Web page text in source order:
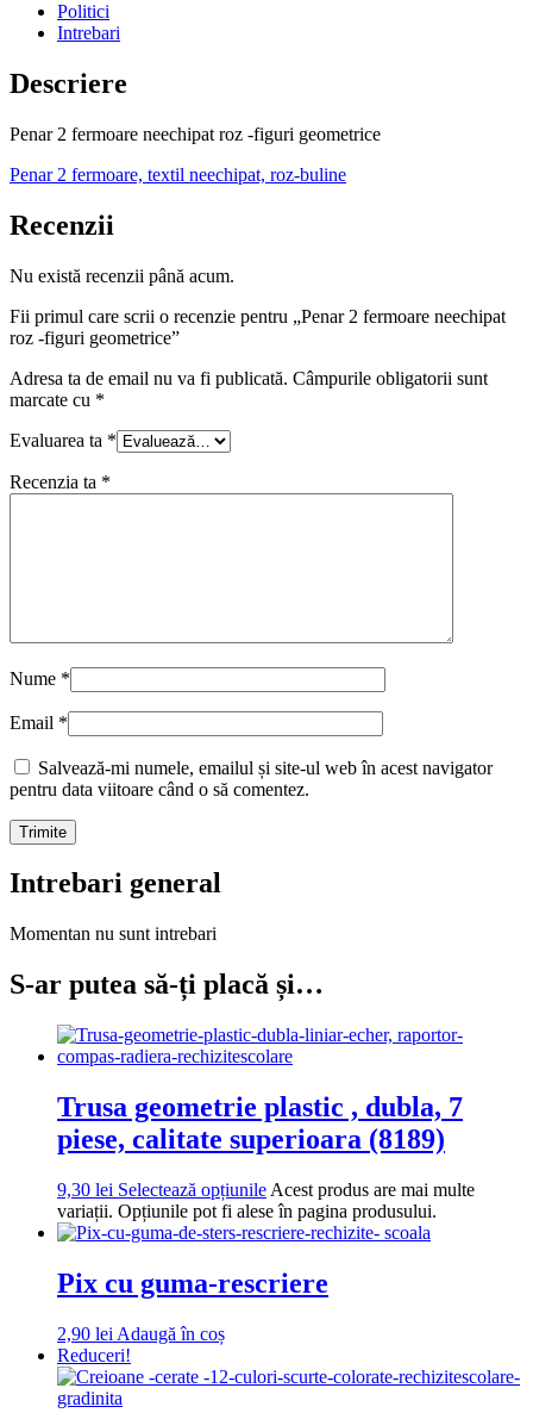
Politici
Intrebari
Descriere
Penar 2 fermoare neechipat roz -figuri geometrice
Penar 2 fermoare, textil neechipat, roz-buline
Recenzii
Nu există recenzii până acum.
Fii primul care scrii o recenzie pentru „Penar 2 fermoare neechipat
roz -figuri geometrice”
Adresa ta de email nu va fi publicată. Câmpurile obligatorii sunt
marcate cu *
Evaluarea ta *
Recenzia ta *
Nume *
Email *
Salvează-mi numele, emailul și site-ul web în acest navigator
pentru data viitoare când o să comentez.
Intrebari general
Momentan nu sunt intrebari
S-ar putea să-ți placă și…
Trusa geometrie plastic , dubla, 7
piese, calitate superioara (8189)
9,30 lei Selectează opțiunile Acest produs are mai multe
variații. Opțiunile pot fi alese în pagina produsului.
Pix cu guma-rescriere
2,90 lei Adaugă în coș
Reduceri!